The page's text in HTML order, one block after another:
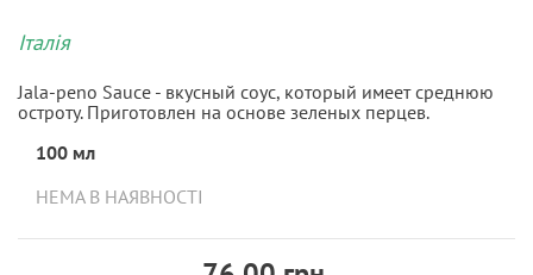
Італія
Jala-peno Sauce - вкусный соус, который имеет среднюю
остроту. Приготовлен на основе зеленых перцев.
100 мл
НЕМА В НАЯВНОСТІ